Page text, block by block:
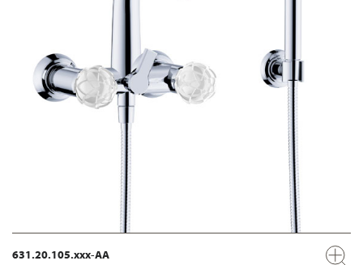
631.20.105.xxx-AA